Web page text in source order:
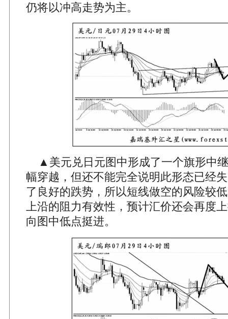
仍将以冲高走势为主。
▲美元兑日元图中形成了一个旗形中
幅穿越，但还不能完全说明此形态已经
了良好的跌势，所以短线做空的风险较
上沿的阻力有效性，预计汇价还会再度
向图中低点挺进。